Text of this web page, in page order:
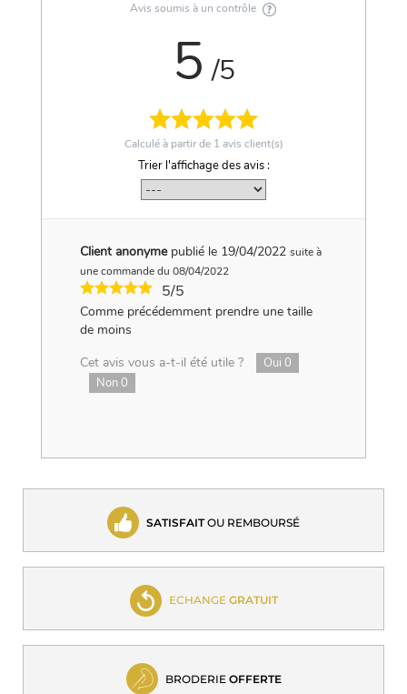
Avis soumis à un contrôle
5 /5
Calculé à partir de 1 avis client(s)
Trier l'affichage des avis :
Client anonyme publié le 19/04/2022 suite à
une commande du 08/04/2022
5/5
Comme précédemment prendre une taille
de moins
Cet avis vous a-t-il été utile ?
Oui 0
Non0
SATISFAITOU REMBOURSÉ
ECHANGE GRATUIT
BRODERIE OFFERTE